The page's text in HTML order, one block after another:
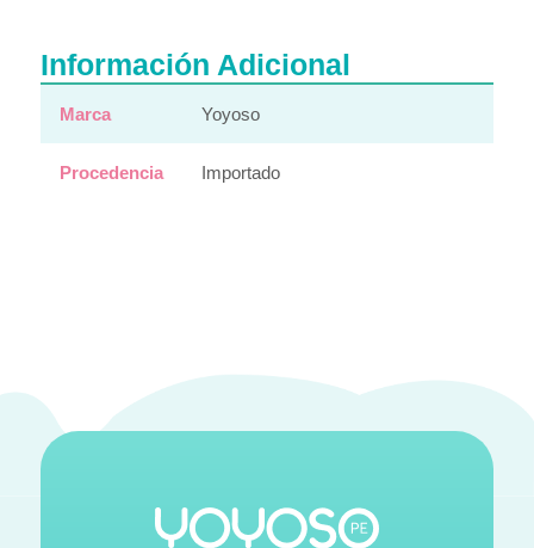
Información Adicional
Marca Yoyoso
Procedencia Importado